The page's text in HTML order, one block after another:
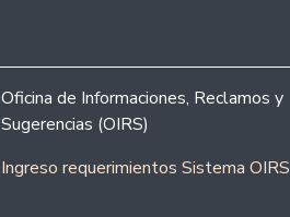
Oficina de Informaciones, Reclamos y
Sugerencias (OIRS)
Ingreso requerimientos Sistema OIRS